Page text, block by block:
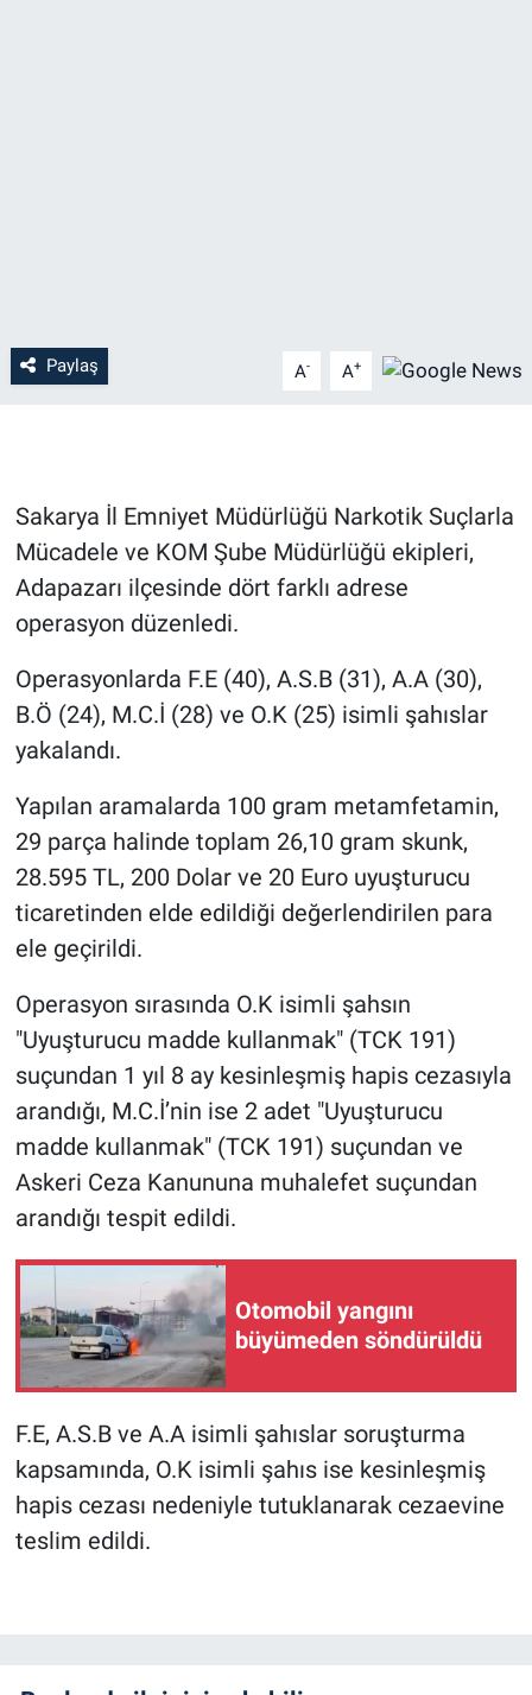
Paylaş A- A+
Sakarya İl Emniyet Müdürlüğü Narkotik Suçlarla
Mücadele ve KOM Şube Müdürlüğü ekipleri,
Adapazarı ilçesinde dört farklı adrese
operasyon düzenledi.
Operasyonlarda F.E (40), A.S.B (31), A.A (30),
B.Ö (24), M.C.İ (28) ve O.K (25) isimli şahıslar
yakalandı.
Yapılan aramalarda 100 gram metamfetamin,
29 parça halinde toplam 26,10 gram skunk,
28.595 TL, 200 Dolar ve 20 Euro uyuşturucu
ticaretinden elde edildiği değerlendirilen para
ele geçirildi.
Operasyon sırasında O.K isimli şahsın
"Uyuşturucu madde kullanmak" (TCK 191)
suçundan 1 yıl 8 ay kesinleşmiş hapis cezasıyla
arandığı, M.C.İ’nin ise 2 adet "Uyuşturucu
madde kullanmak" (TCK 191) suçundan ve
Askeri Ceza Kanununa muhalefet suçundan
arandığı tespit edildi.
Otomobil yangını
büyümeden söndürüldü
F.E, A.S.B ve A.A isimli şahıslar soruşturma
kapsamında, O.K isimli şahıs ise kesinleşmiş
hapis cezası nedeniyle tutuklanarak cezaevine
teslim edildi.